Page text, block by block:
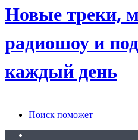
Новые треки,
радиошоу и
каждый день
Поиск поможет